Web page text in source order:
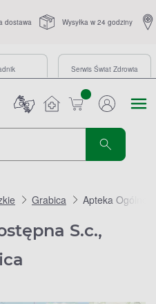
dostawa Wysyłka w 24 godziny
Serwis Świat Zdrowia
sztuk
Grabica Apteka
S.c.,